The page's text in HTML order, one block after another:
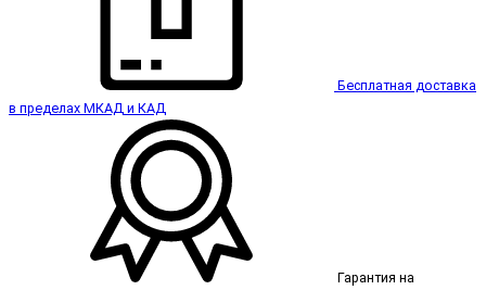
Бесплатная доставка
в пределах МКАД и КАД
Гарантия на